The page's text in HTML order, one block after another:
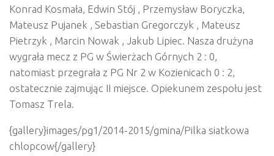
Konrad Kosmała, Edwin Stój , Przemysław Boryczka,
Mateusz Pujanek , Sebastian Gregorczyk , Mateusz
Pietrzyk , Marcin Nowak , Jakub Lipiec. Nasza drużyna
wygrała mecz z PG w Świerżach Górnych 2 : 0,
natomiast przegrała z PG Nr 2 w Kozienicach 0 : 2,
ostatecznie zajmując II miejsce. Opiekunem zespołu jest
Tomasz Trela.
{gallery}images/pg1/2014-2015/gmina/Pilka siatkowa
chlopcow{/gallery}